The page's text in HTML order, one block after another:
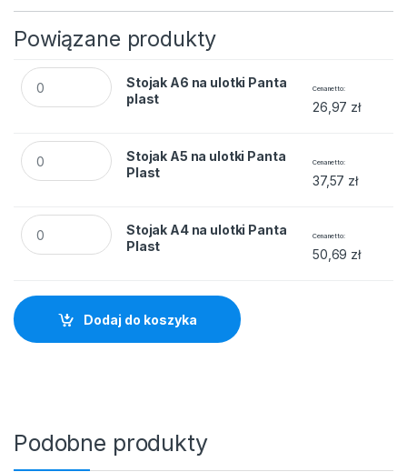
Powiązane produkty
Stojak A6 na ulotki Panta plast quantity
Stojak A6 na ulotki Panta
plast
Cena netto
26,97 zł
Stojak A5 na ulotki Panta Plast quantity
Stojak A5 na ulotki Panta
Plast
Cena netto
37,57 zł
Stojak A4 na ulotki Panta Plast quantity
Stojak A4 na ulotki Panta
Plast
Cena netto
50,69 zł
Dodaj do koszyka
Podobne produkty